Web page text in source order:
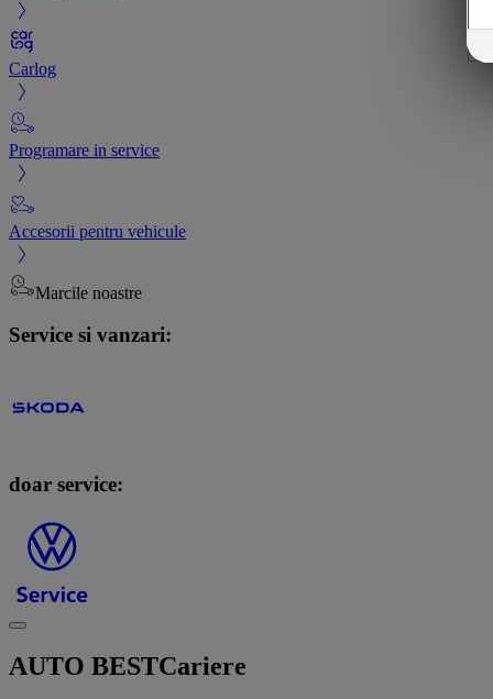
Carlog
Programare in service
Accesorii pentru vehicule
Marcile noastre
Service si vanzari:
doar service:
AUTO BESTCariere